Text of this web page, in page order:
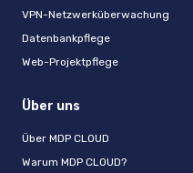
VPN-Netzwerküberwachung
Datenbankpflege
Web-Projektpflege
Über uns
Über MDP CLOUD
Warum MDP CLOUD?